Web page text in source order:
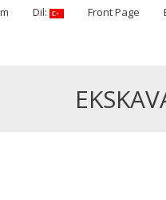
Dil: Front Page